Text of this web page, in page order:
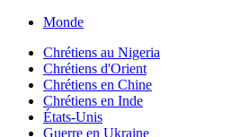
Monde
Chrétiens au Nigeria
Chrétiens d'Orient
Chrétiens en Chine
Chrétiens en Inde
États-Unis
Guerre en Ukraine